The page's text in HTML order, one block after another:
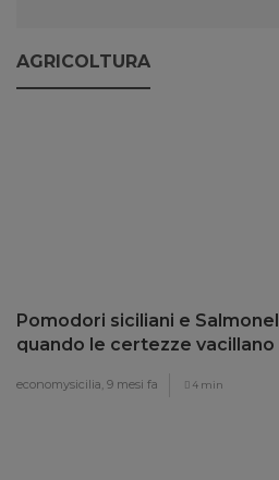
AGRICOLTURA
Pomodori siciliani e
quando le certezze vacillano
economysicilia, 9 mesi fa 4 min